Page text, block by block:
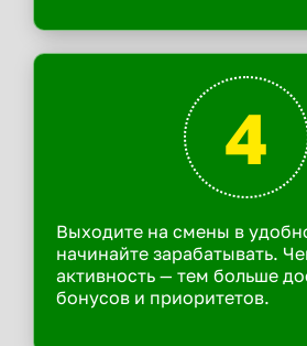
4
Выходите на смены в
начинайте зарабатывать.
активность — тем больше
бонусов и приоритетов.